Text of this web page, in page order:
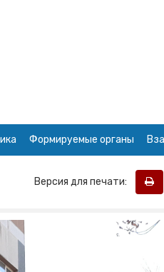
Формируемые органы
Версия для печати: